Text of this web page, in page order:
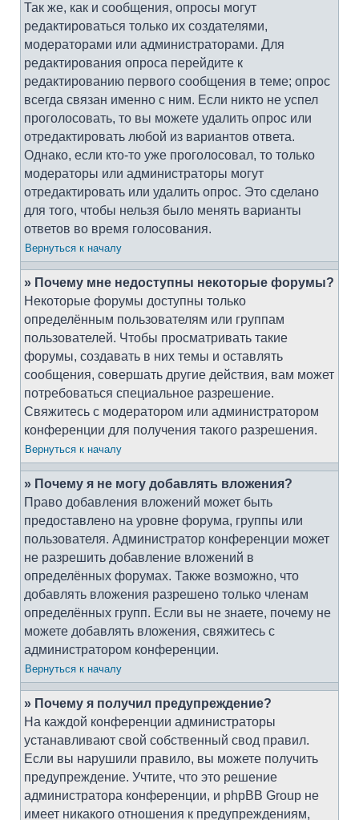
Так же, как и сообщения, опросы могут
редактироваться только их создателями,
модераторами или администраторами. Для
редактирования опроса перейдите к
редактированию первого сообщения в теме; опрос
всегда связан именно с ним. Если никто не успел
проголосовать, то вы можете удалить опрос или
отредактировать любой из вариантов ответа.
Однако, если кто-то уже проголосовал, то только
модераторы или администраторы могут
отредактировать или удалить опрос. Это сделано
для того, чтобы нельзя было менять варианты
ответов во время голосования.
Вернуться к началу
» Почему мне недоступны некоторые форумы?
Некоторые форумы доступны только
определённым пользователям или группам
пользователей. Чтобы просматривать такие
форумы, создавать в них темы и оставлять
сообщения, совершать другие действия, вам может
потребоваться специальное разрешение.
Свяжитесь с модератором или администратором
конференции для получения такого разрешения.
Вернуться к началу
» Почему я не могу добавлять вложения?
Право добавления вложений может быть
предоставлено на уровне форума, группы или
пользователя. Администратор конференции может
не разрешить добавление вложений в
определённых форумах. Также возможно, что
добавлять вложения разрешено только членам
определённых групп. Если вы не знаете, почему не
можете добавлять вложения, свяжитесь с
администратором конференции.
Вернуться к началу
» Почему я получил предупреждение?
На каждой конференции администраторы
устанавливают свой собственный свод правил.
Если вы нарушили правило, вы можете получить
предупреждение. Учтите, что это решение
администратора конференции, и phpBB Group не
имеет никакого отношения к предупреждениям,